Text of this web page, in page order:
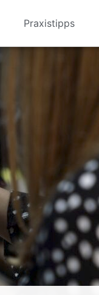
Praxistipps